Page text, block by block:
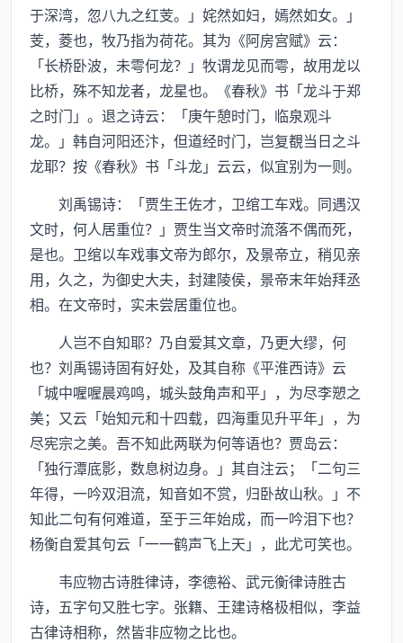
于深湾，忽八九之红芰。」姹然如妇，嫣然如女。」
芰，菱也，牧乃指为荷花。其为《阿房宫赋》云：
「长桥卧波，未雩何龙？」牧谓龙见而雩，故用龙以
比桥，殊不知龙者，龙星也。《春秋》书「龙斗于郑
之时门」。退之诗云：「庚午憩时门，临泉观斗
龙。」韩自河阳还汴，但道经时门，岂复覩当日之斗
龙耶？按《春秋》书「斗龙」云云，似宜别为一则。
刘禹锡诗：「贾生王佐才，卫绾工车戏。同遇汉
文时，何人居重位？」贾生当文帝时流落不偶而死，
是也。卫绾以车戏事文帝为郎尔，及景帝立，稍见亲
用，久之，为御史大夫，封建陵侯，景帝末年始拜丞
相。在文帝时，实未尝居重位也。
人岂不自知耶？乃自爱其文章，乃更大缪，何
也？刘禹锡诗固有好处，及其自称《平淮西诗》云
「城中喔喔晨鸡鸣，城头鼓角声和平」，为尽李愬之
美；又云「始知元和十四载，四海重见升平年」，为
尽宪宗之美。吾不知此两联为何等语也？贾岛云：
「独行潭底影，数息树边身。」其自注云；「二句三
年得，一吟双泪流，知音如不赏，归卧故山秋。」不
知此二句有何难道，至于三年始成，而一吟泪下也？
杨衡自爱其句云「一一鹤声飞上天」，此尤可笑也。
韦应物古诗胜律诗，李德裕、武元衡律诗胜古
诗，五字句又胜七字。张籍、王建诗格极相似，李益
古律诗相称，然皆非应物之比也。